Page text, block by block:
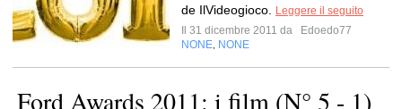
de IlVideogioco.
Leggere il seguito
Il 31 dicembre 2011 da
Edoedo77
NONE NONE
Ford Awards 2011: i film (N° 5 - 1)